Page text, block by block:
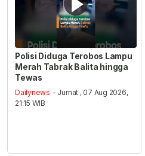
Polisi Diduga Terobos Lampu
Merah Tabrak Balita hingga
Tewas
Dailynews - Jumat , 07 Aug 2026,
21:15 WIB